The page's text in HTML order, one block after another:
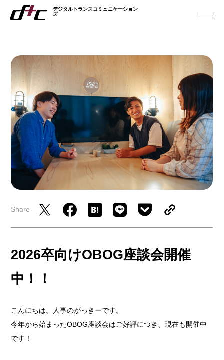
デジタルトランスコミュニケーション
ズ
デジタルトランスコミュニケーション
ズ
ABOUT US
私たちについて
SERVICES
サービス
SUSTAINABILITY
サステナビリティ
NEWS
お知らせ
RECRUIT
採用情報
COMPANY
会社情報
Share
2026卒向けOBOG座談会開催
中！！
こんにちは。人事のがっきーです。
今年から始まったOBOG座談会はご好評につき、現在も開催中
です！